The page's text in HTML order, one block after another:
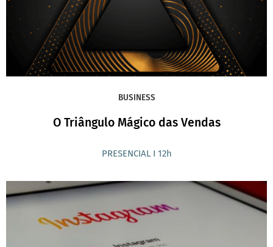
BUSINESS
O Triângulo Mágico das Vendas
PRESENCIAL I 12h